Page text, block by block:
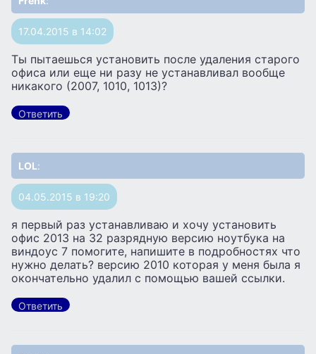
17.04.2015 в 14:02
Ты пытаешься установить после удаления старого
офиса или еще ни разу не устанавливал вообще
никакого (2007, 1010, 1013)?
Ответить
LOL:
04.05.2015 в 19:20
я первый раз устанавливаю и хочу установить
офис 2013 на 32 разрядную версию ноутбука на
виндоус 7 помогите, напишите в подробностях что
нужно делать? версию 2010 которая у меня была я
окончательно удалил с помощью вашей ссылки.
Ответить